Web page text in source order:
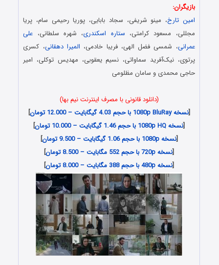
بازیگران:
امین تارخ، مینو شریفی، سجاد بابایی، پوریا رحیمی سام، پریا
مجللی، مسعود کرامتی، ستاره اسکندری، شهره سلطانی، علی
عمرانی، شمسی فضل الهی، فریبا خادمی، المیرا دهقانی، کسری
پرتوی، نیک‌آفرید سماواتی، نسیم یعقوبی، مهدیس توکلی، امیر
حاجی محمدی و سامان مظلومی
(دانلود قانونی با مصرف اینترنت نیم بها)
[نسخه 1080p BluRay با حجم 4.03 گیگابایت – 12.000 تومان
]
[نسخه 1080p HQ با حجم 1.46 گیگابایت – 10.000 تومان
]
[نسخه 1080p با حجم 1.06 گیگابایت – 9.500 تومان
]
[نسخه 720p با حجم 552 مگابایت – 8.500 تومان
]
[نسخه 480p با حجم 388 مگابایت – 8.000 تومان ]